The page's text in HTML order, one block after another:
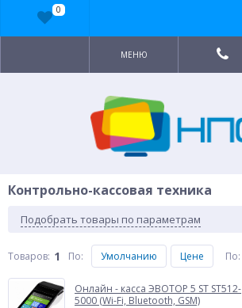
МЕНЮ
Контрольно-кассовая техника
Подобрать товары по параметрам
Товаров: 1 По: Умолчанию Цене По:
Онлайн - касса ЭВОТОР 5 ST ST512-
5000 (Wi-Fi, Bluetooth, GSM)
0